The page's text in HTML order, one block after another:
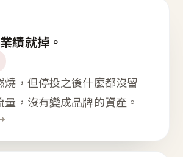
績就掉。
燒，但停投之後什麼都沒留
，沒有變成品牌的資產。